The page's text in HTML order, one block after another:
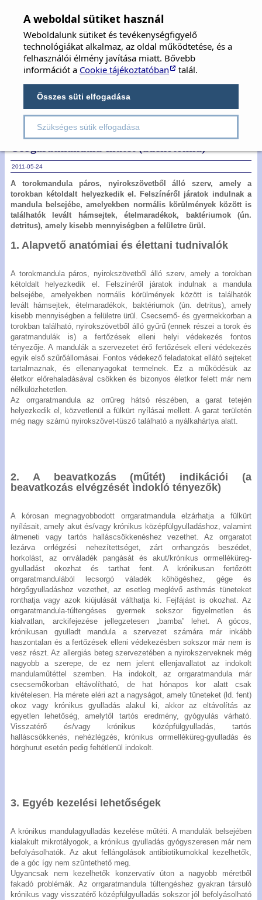
MFOE
MAGYAR FÜL-, ORR-, GÉGE ÉS FEJ-,
NYAKSEBÉSZ ORVOSOK EGYESÜLETE
Hungarian Society of Oto-Rhino-Laryngology,
Head & Neck Surgery
327
Rovatok: Betegtájékoztatók
2011-05-24
A torokmandula páros, nyirokszövetből álló szerv, amely a
torokban kétoldalt helyezkedik el. Felszínéről járatok indulnak a
mandula belsejébe, amelyekben normális körülmények között is
találhatók levált hámsejtek, ételmaradékok, baktériumok (ún.
detritus), amely kisebb mennyiségben a felületre ürül.
1. Alapvető anatómiai és élettani tudnivalók
A torokmandula páros, nyirokszövetből álló szerv, amely a torokban
kétoldalt helyezkedik el. Felszínéről járatok indulnak a mandula
belsejébe, amelyekben normális körülmények között is találhatók
levált hámsejtek, ételmaradékok, baktériumok (ún. detritus), amely
kisebb mennyiségben a felületre ürül. Csecsemő- és gyermekkorban a
torokban található, nyirokszövetből álló gyűrű (ennek részei a torok és
garatmandulák is) a fertőzések elleni helyi védekezés fontos
tényezője. A mandulák a szervezetet érő fertőzések elleni védekezés
egyik első szűrőállomásai. Fontos védekező feladatokat ellátó sejteket
tartalmaznak, és ellenanyagokat termelnek. Ez a működésük az
életkor előrehaladásával csökken és bizonyos életkor felett már nem
nélkülözhetetlen.
Az orrgaratmandula az orrüreg hátsó részében, a garat tetején
helyezkedik el, közvetlenül a fülkürt nyílásai mellett. A garat területén
még nagy számú nyirokszövet-tüsző található a nyálkahártya alatt.
2. A beavatkozás (műtét) indikációi (a
beavatkozás elvégzését indokló tényezők)
A kórosan megnagyobbodott orrgaratmandula elzárhatja a fülkürt
nyílásait, amely akut és/vagy krónikus középfülgyulladáshoz, valamint
átmeneti vagy tartós halláscsökkenéshez vezethet. Az orrgaratot
lezárva orrlégzési nehezítettséget, zárt orrhangzós beszédet,
horkolást, az orrváladék pangását és akut/krónikus orrmelléküreg-
gyulladást okozhat és tarthat fent. A krónikusan fertőzött
orrgaratmandulából lecsorgó váladék köhögéshez, gége és
hörgőgyulladáshoz vezethet, az esetleg meglévő asthmás tüneteket
ronthatja vagy azok kiújulását válthatja ki. Fejfájást is okozhat. Az
orrgaratmandula-túltengéses gyermek sokszor figyelmetlen és
kialvatlan, arckifejezése jellegzetesen „bamba” lehet. A gócos,
krónikusan gyulladt mandula a szervezet számára már inkább
haszontalan és a fertőzések elleni védekezésben sokszor már nem is
vesz részt. Az allergiás beteg szervezetében a nyirokszerveknek még
nagyobb a szerepe, de ez nem jelent ellenjavallatot az indokolt
mandulaműtéttel szemben. Ha indokolt, az orrgaratmandula már
csecsemőkorban eltávolítható, de hat hónapos kor alatt csak
kivételesen. Ha mérete eléri azt a nagyságot, amely tüneteket (ld. fent)
okoz vagy krónikus gyulladás alakul ki, akkor az eltávolítás az
egyetlen lehetőség, amelytől tartós eredmény, gyógyulás várható.
Visszatérő és/vagy krónikus középfülgyulladás, tartós
halláscsökkenés, nehézlégzés, krónikus orrmelléküreg-gyulladás és
hörghurut esetén pedig feltétlenül indokolt.
3. Egyéb kezelési lehetőségek
A krónikus mandulagyulladás kezelése műtéti. A mandulák belsejében
kialakult mikrotályogok, a krónikus gyulladás gyógyszeresen már nem
befolyásolhatók. Az akut fellángolások antibiotikumokkal kezelhetők,
de a góc így nem szüntethető meg.
Ugyancsak nem kezelhetők konzervatív úton a nagyobb méretből
fakadó problémák. Az orrgaratmandula túltengéshez gyakran társuló
krónikus vagy visszatérő középfülgyulladás sokszor jól befolyásolható
A weboldal sütiket használ
Weboldalunk sütiket és tevékenységfigyelő
technológiákat alkalmaz, az oldal működtetése, és a
felhasználói élmény javítása miatt. Bővebb
információt a Cookie tájékoztatóban talál.
Összes süti elfogadása
Szükséges sütik elfogadása